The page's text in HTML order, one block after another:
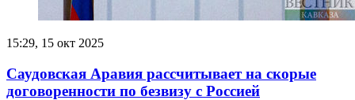
15:29, 15 окт 2025
Саудовская Аравия рассчитывает на скорые
договоренности по безвизу с Россией